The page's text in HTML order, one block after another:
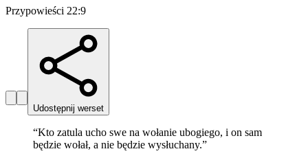
Przypowieści 22:9
Udostępnij werset
“Kto zatula ucho swe na wołanie ubogiego, i on sam
będzie wołał, a nie będzie wysłuchany.”